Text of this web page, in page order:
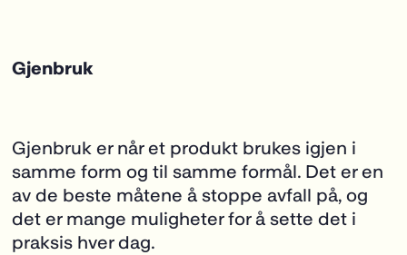
Gjenbruk
Gjenbruk er når et produkt brukes igjen i
samme form og til samme formål. Det er en
av de beste måtene å stoppe avfall på, og
det er mange muligheter for å sette det i
praksis hver dag.